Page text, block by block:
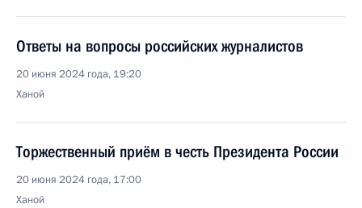
Ответы на вопросы российских журналистов
20 июня 2024 года, 19:20
Ханой
Торжественный приём в честь Президента России
20 июня 2024 года, 17:00
Ханой